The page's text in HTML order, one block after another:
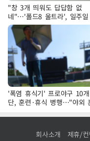
"창 3개 띄워도 답답함 없
네"…'폴드8 울트라', 일주일
니
'폭염 휴식기' 프로야구 10
단, 훈련·휴식 병행…"야외
해도 안전 최우선"
회사소개 제휴/